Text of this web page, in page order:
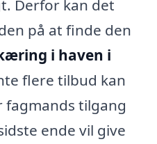
Derfor kan det
på at finde den
i haven i
flere tilbud kan
fagmands tilgang
ende vil give